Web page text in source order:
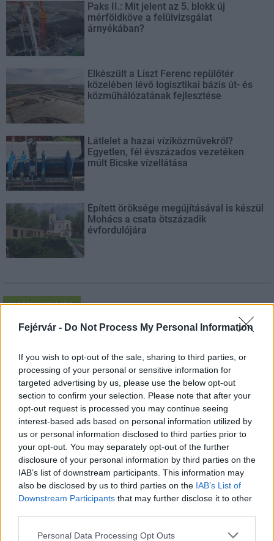
Fejérvár - Do Not Process My Personal Information
If you wish to opt-out of the sale, sharing to third parties, or
processing of your personal or sensitive information for
targeted advertising by us, please use the below opt-out
section to confirm your selection. Please note that after your
opt-out request is processed you may continue seeing
interest-based ads based on personal information utilized by
us or personal information disclosed to third parties prior to
your opt-out. You may separately opt-out of the further
disclosure of your personal information by third parties on the
IAB’s list of downstream participants. This information may
also be disclosed by us to third parties on the IAB’s List of
Downstream Participants that may further disclose it to other
Please note that this website/app uses one or more Google
Personal Data Processing Opt Outs
Paks II.: Mit jelent az 5. blokk új
mérföldköve a felülvizsgálat
árnyékában?
Elkészült a Liszt Ferenc repülőtér
közelében lévő logisztikai bázis út- és
közműhálózatának fejlesztése
Látlelet a hazai víziközművekről?
Egyetlen, fél évszázados vezetéken
múlt Bicske vízellátása
Épített öröksége megújításával is készül
Mohács a csata ötszázadik
évfordulójára
AJÁNLJUK MÉG
Nagy igazolás - Sokszoros bajnok érkezik a
Fehérvárhoz